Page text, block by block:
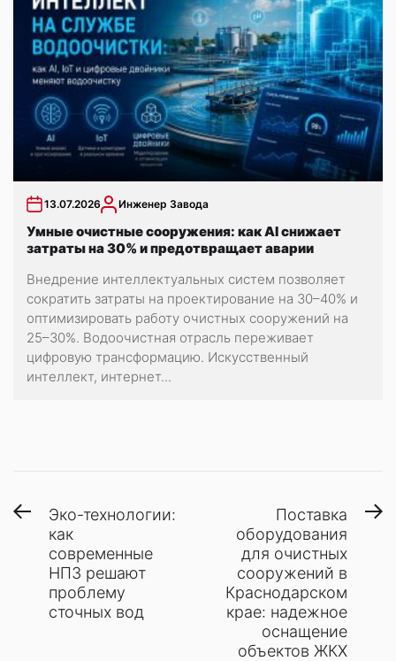
13.07.2026 Инженер Завода
Умные очистные сооружения: как AI снижает
затраты на 30% и предотвращает аварии
Внедрение интеллектуальных систем позволяет
сократить затраты на проектирование на 30–40% и
оптимизировать работу очистных сооружений на
25–30%. Водоочистная отрасль переживает
цифровую трансформацию. Искусственный
интеллект, интернет...
Навигация
записям
Предыдущая
запись:
Эко-технологии:
как
современные
НПЗ решают
проблему
сточных вод
Поставка
оборудования
для очистных
сооружений в
Краснодарском
крае: надежное
оснащение
объектов ЖКХ